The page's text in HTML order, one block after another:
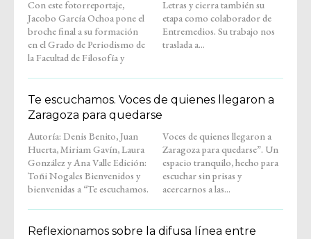
Con este fotorreportaje,
Jacobo García Ochoa pone el
broche final a su formación
en el Grado de Periodismo de
la Facultad de Filosofía y
Letras y cierra también su
etapa como colaborador de
Entremedios. Su trabajo nos
traslada a...
Te escuchamos. Voces de quienes llegaron a
Zaragoza para quedarse
Autoría: Denis Benito, Juan
Huerta, Miriam Gavín, Laura
González y Ana Valle Edición:
Toñi Nogales Bienvenidos y
bienvenidas a “Te escuchamos.
Voces de quienes llegaron a
Zaragoza para quedarse”. Un
espacio tranquilo, hecho para
escuchar sin prisas y
acercarnos a las...
Reflexionamos sobre la difusa línea entre